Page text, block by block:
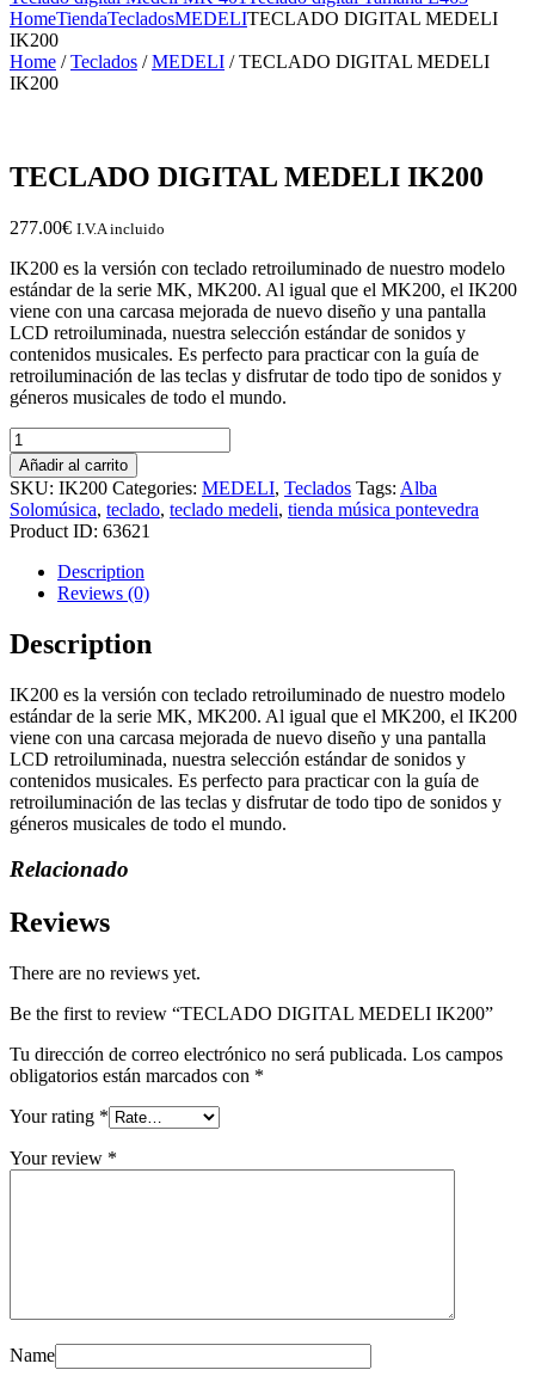
HomeTiendaTecladosMEDELITECLADO DIGITAL MEDELI
IK200
Home /Teclados /MEDELI / TECLADO DIGITAL MEDELI
IK200
TECLADO DIGITAL MEDELI IK200
277.00€ I.V.A incluido
IK200 es la versión con teclado retroiluminado de nuestro modelo
estándar de la serie MK, MK200. Al igual que el MK200, el IK200
viene con una carcasa mejorada de nuevo diseño y una pantalla
LCD retroiluminada, nuestra selección estándar de sonidos y
contenidos musicales. Es perfecto para practicar con la guía de
retroiluminación de las teclas y disfrutar de todo tipo de sonidos y
géneros musicales de todo el mundo.
TECLADO
DIGITAL
MEDELI
IK200
quantity
Añadir al carrito
SKU: IK200 Categories: MEDELI, Teclados Tags: Alba
Solomúsica, teclado, teclado medeli, tienda música pontevedra
Product ID: 63621
Description
Reviews (0)
Description
IK200 es la versión con teclado retroiluminado de nuestro modelo
estándar de la serie MK, MK200. Al igual que el MK200, el IK200
viene con una carcasa mejorada de nuevo diseño y una pantalla
LCD retroiluminada, nuestra selección estándar de sonidos y
contenidos musicales. Es perfecto para practicar con la guía de
retroiluminación de las teclas y disfrutar de todo tipo de sonidos y
géneros musicales de todo el mundo.
Relacionado
Reviews
There are no reviews yet.
Be the first to review “TECLADO DIGITAL MEDELI IK200”
Tu dirección de correo electrónico no será publicada. Los campos
obligatorios están marcados con *
Your rating *
Your review *
Name